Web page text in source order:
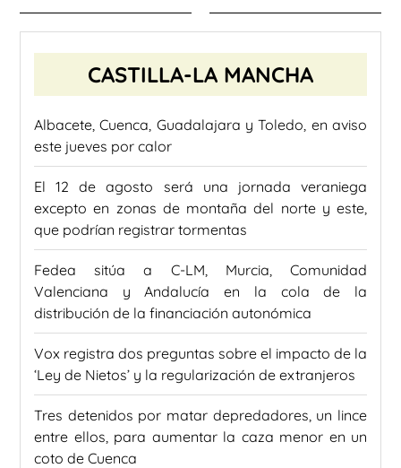
CASTILLA-LA MANCHA
Albacete, Cuenca, Guadalajara y Toledo, en aviso
este jueves por calor
El 12 de agosto será una jornada veraniega
excepto en zonas de montaña del norte y este,
que podrían registrar tormentas
Fedea sitúa a C-LM, Murcia, Comunidad
Valenciana y Andalucía en la cola de la
distribución de la financiación autonómica
Vox registra dos preguntas sobre el impacto de la
‘Ley de Nietos’ y la regularización de extranjeros
Tres detenidos por matar depredadores, un lince
entre ellos, para aumentar la caza menor en un
coto de Cuenca